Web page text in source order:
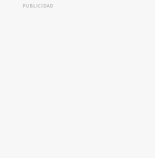
PUBLICIDAD